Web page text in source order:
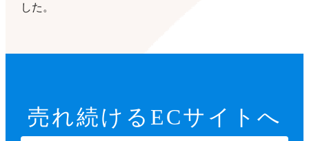
した。
売れ続ける ECサイトへ